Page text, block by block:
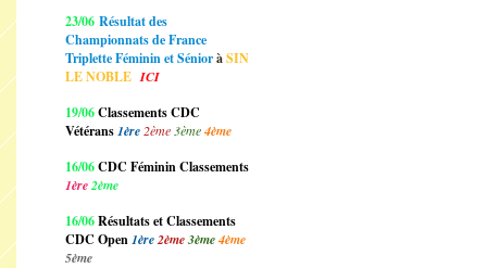
23/06 Résultat des
Championnats de France
Triplette Féminin et SénioràSIN
LE NOBLEICI
19/06Classements CDC
Vétérans1ère 2ème 3ème4ème
16/06CDC Féminin Classements
1ère2ème
16/06Résultats et Classements
CDC Open1ère2ème3ème4ème
5ème